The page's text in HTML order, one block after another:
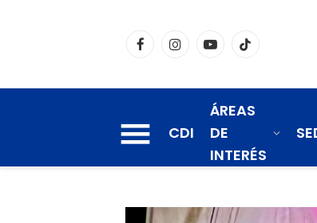
FacebookInstagramYouTubeTikTok
CDI
ÁREAS
DE
INTERÉS